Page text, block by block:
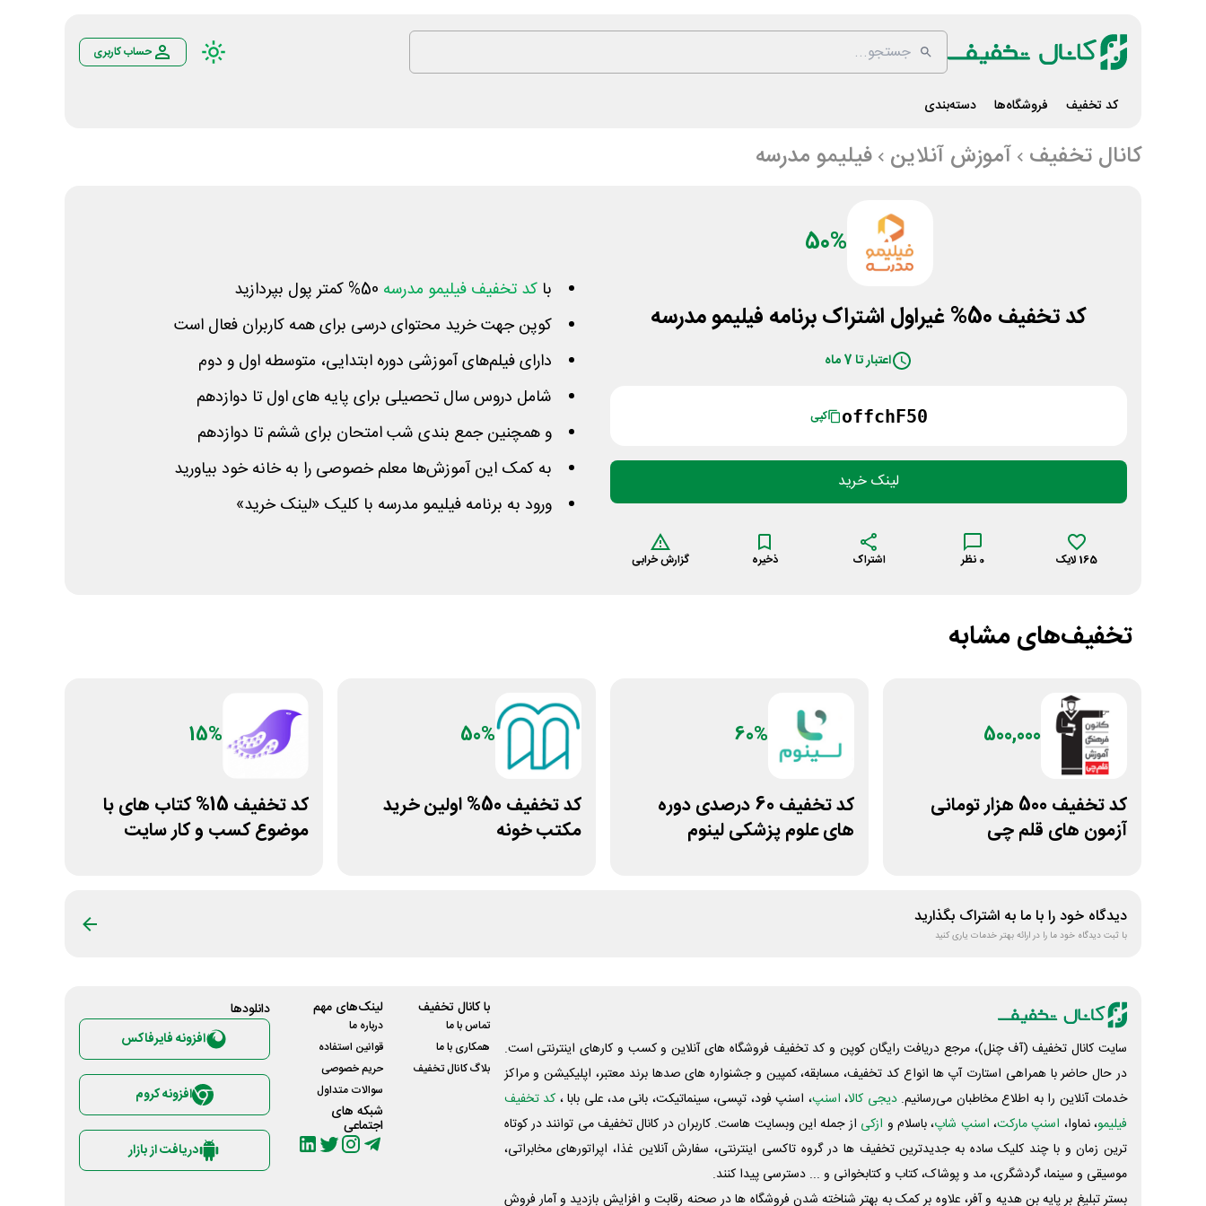
حساب کاربری
کد تخفیف فروشگاه‌ها دسته‌بندی
کانال تخفیف آموزش آنلاین فیلیمو مدرسه
50%
کد تخفیف 50% غیراول اشتراک برنامه فیلیمو مدرسه
اعتبار تا 7 ماه
offchF50 کپی
لینک خرید
165 لایک 0 نظر اشتراک ذخیره گزارش خرابی
با کد تخفیف فیلیمو مدرسه
کوپن جهت خرید محتوای درسی برای همه کاربران فعال است
دارای فیلم‌های آموزشی دوره ابتدایی، متوسطه اول و دوم
شامل دروس سال تحصیلی برای پایه های اول تا دوازدهم
و همچنین جمع بندی شب امتحان برای ششم تا دوازدهم
به کمک این آموزش‌ها معلم خصوصی را به خانه خود بیاورید
ورود به برنامه فیلیمو مدرسه با کلیک «لینک خرید»
تخفیف‌های مشابه
500,000
کد تخفیف 500 هزار تومانی
آزمون های قلم چی
60%
کد تخفیف 60 درصدی دوره
های علوم پزشکی لینوم
50%
کد تخفیف 50% اولین خرید
مکتب خونه
15%
کد تخفیف 15% کتاب های با
موضوع کسب و کار سایت
دیدگاه خود را با ما به اشتراک بگذارید
با ثبت دیدگاه خود ما را در ارائه بهتر خدمات یاری کنید
سایت کانال تخفیف (آف چنل)، مرجع دریافت رایگان کوپن و کد تخفیف فروشگاه های آنلاین و کسب و‌ کارهای اینترنتی است.
در حال حاضر با همراهی استارت آپ ها انواع کد تخفیف، مسابقه، کمپین و جشنواره های صدها برند معتبر، اپلیکیشن و مراکز
خدمات آنلاین را به اطلاع مخاطبان می‌رسانیم. دیجی کالا، اسنپ، اسنپ فود، تپسی، سینماتیکت، بانی مد، علی‌ بابا ، کد تخفیف
فیلیمو، نماوا، اسنپ مارکت، اسنپ شاپ، باسلام و ازکی از جمله این وبسایت ‌هاست. کاربران در کانال تخفیف می توانند در کوتاه
ترین زمان و با چند کلیک ساده به جدیدترین تخفیف ها در گروه تاکسی اینترنتی، سفارش آنلاین غذا، اپراتورهای مخابراتی،
موسیقی و سینما، گردشگری، مد و پوشاک، کتاب و کتابخوانی و ... دسترسی پیدا کنند.
بستر تبلیغ بر پایه بن هدیه و آفر، علاوه بر کمک به بهتر شناخته شدن فروشگاه ها در صحنه رقابت و افزایش بازدید و آمار فروش
با کانال تخفیف
تماس با ما
همکاری با ما
بلاگ کانال تخفیف
لینک‌های مهم
درباره ما
قوانین استفاده
حریم خصوصی
سوالات متداول
شبکه های
اجتماعی
دانلود‌ها
افزونه فایرفاکس
افزونه کروم
دریافت از بازار